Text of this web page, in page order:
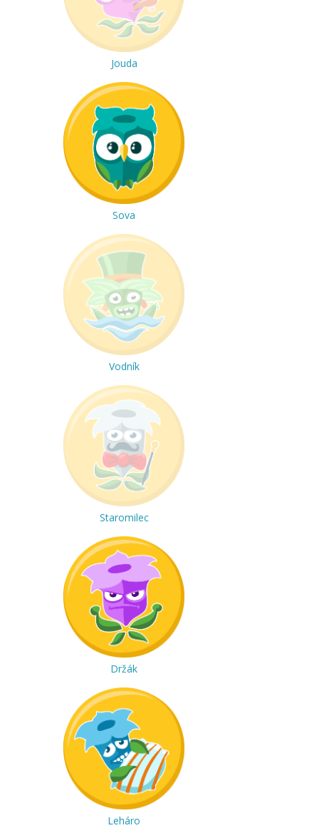
Jouda
Sova
Vodník
Staromilec
Držák
Leháro